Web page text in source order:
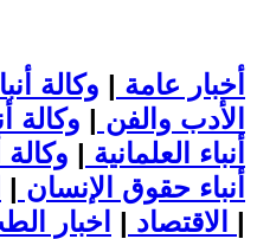
أخبار عامة | وكالة
الأدب والفن | وكالة
أنباء العلمانية | وكالة
أنباء حقوق الإنسان |
الاقتصاد | |